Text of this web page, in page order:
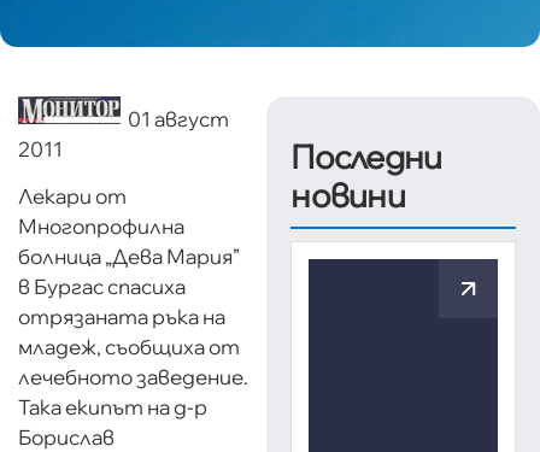
01 август
2011
Лекари от
Многопрофилна
болница „Дева Мария”
в Бургас спасиха
отрязаната ръка на
младеж, съобщиха от
лечебното заведение.
Така екипът на д-р
Борислав
Последни
новини